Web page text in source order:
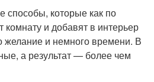
которые как по
комнату и добавят в интерьер
желание и немного времени. В
а результат — более чем